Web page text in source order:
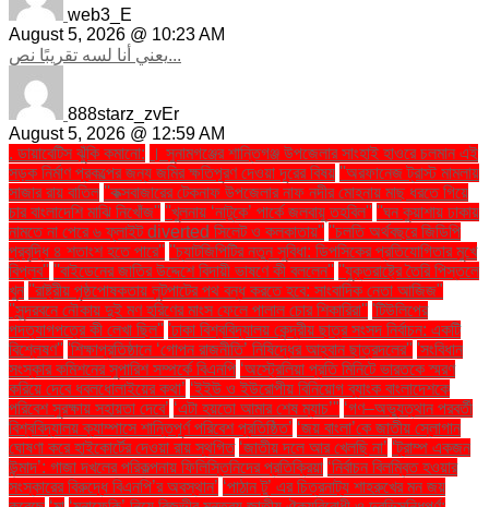
web3_E
August 5, 2026 @ 10:23 AM
يعني أنا لسه تقريبًا نص...
888starz_zvEr
August 5, 2026 @ 12:59 AM
. ডায়াবেটিস ঝুঁকি কমানো:
। সুনামগঞ্জের শান্তিগঞ্জ উপজেলার সাংহাই হাওরে চলমান এই
সড়ক নির্মাণ প্রকল্পের জন্য জমির ক্ষতিপূরণ দেওয়া দূরের বিষয় ''অরফানেজ ট্রাস্ট মামলায়
সাজার রায় বাতিল ''কক্সবাজারের টেকনাফ উপজেলার নাফ নদীর মোহনায় মাছ ধরতে গিয়ে
চার বাংলাদেশি মাঝি নিখোঁজ'' ''খুলনায় ‘নাটুকে’ পার্কে জলবায়ু তহবিল'' ''ঘন কুয়াশায় ঢাকায়
নামতে না পেরে ৬ ফ্লাইট diverted সিলেট ও কলকাতায়'' ''চলতি অর্থবছরে জিডিপি
প্রবৃদ্ধি ৪ শতাংশ হতে পারে'' ''চ্যাটজিপিটির নতুন সুবিধা: ডিপসিকের প্রতিযোগিতার মুখে
বিপ্লব'' ''বাইডেনের জাতির উদ্দেশে বিদায়ী ভাষণে কী বললেন'' ''যুক্তরাষ্ট্রে তৈরি পিস্তলে
খুন ''রাষ্ট্রীয় পৃষ্ঠপোষকতায় লুটপাটের পথ বন্ধ করতে হবে: সাংবাদিক নেতা আজিজ"
''সুন্দরবনে নৌকায় দুই মণ হরিণের মাংস ফেলে পালাল চোর শিকারিরা'' 'টিউলিপের
পদত্যাগপত্রে কী লেখা ছিল'' 'ঢাকা বিশ্ববিদ্যালয় কেন্দ্রীয় ছাত্র সংসদ নির্বাচন: একটি
বিশ্লেষণ'' 'শিক্ষাপ্রতিষ্ঠানে ‘গোপন রাজনীতি’ নিষিদ্ধের আহ্বান ছাত্রদলের'' 'সংবিধান
সংস্কার কমিশনের সুপারিশ সম্পর্কে বিএনপি ‘অস্ট্রেলিয়া প্রতি মিনিটে ভারতকে স্মরণ
করিয়ে দেবে ধবলধোলাইয়ের কথা’ ‘ইইউ ও ইউরোপীয় বিনিয়োগ ব্যাংক বাংলাদেশকে
পরিবেশ সুরক্ষায় সহায়তা দেবে’ ‘এটা হয়তো আমার শেষ ম্যাচ’" ‘গণ–অভ্যুত্থান পরবর্তী
বিশ্ববিদ্যালয় ক্যাম্পাসে শান্তিপূর্ণ পরিবেশ প্রতিষ্ঠিত’ ‘জয় বাংলা’কে জাতীয় স্লোগান
ঘোষণা করে হাইকোর্টের দেওয়া রায় স্থগিত ‘জাতীয় দলে আর খেলছি না’ ‘ট্রাম্প একজন
উন্মাদ’: গাজা দখলের পরিকল্পনায় ফিলিস্তিনিদের প্রতিক্রিয়া ‘নির্বাচন বিলম্বিত হওয়ার
সংস্কারের বিরুদ্ধে বিএনপি’র অবস্থান’ ‘পাঠান টু’ এর চিত্রনাট্য শাহরুখের মন জয়